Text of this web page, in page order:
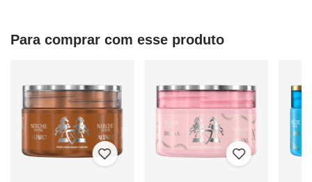
Para comprar com esse produto